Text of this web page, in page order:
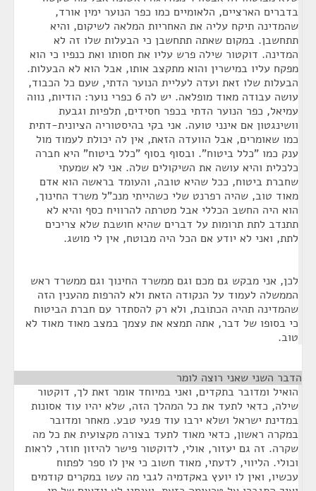
בדברים הארציים, הלאומיים כמו כפר הנוער ימין אורד,
שהמדינה תיקח עליה את האחריות המלאה לשיקום, והיא
תתחשבן. במקום שאתה תתחשבן כי הבעלות שלו זה לא
המדינה. דוקטור שילה פרש עליו את חסותו ואת כנפיו כי הוא
מפקח עליו במישרין והוא מתקצב אותו, אבל הוא לא הבעלות.
הבעלות שלו זאת ועדה לעליית הנוער הדתי, שעם כל הכבוד,
עושה עבודה מאוד מופלאה. יש לה 6 כפרי נוער: הודיות, נווה
עמיאל, כפר הנוער הדתי בכפר חסידים, תלפיות וגבעת
וושינגטון אם אינני טועה. אני בקי בהיסטוריה הציונית-דתית
כמו שאומרים, אבל הוועדה הזאת, אין לה יכולת לעמוד מול
ענק כמו "כלל ביטוח". ובסוף בסוף "כלל ביטוח" היא חברה
כלכלית והיא עושה את השיקולים שלה. אני לא שמעתי
שחברת ביטוח, ככל שהיא טובה, והעומד בראשה הוא אדם
מאוד טוב, שהיה רפרנט שלי כשהייתי מנכ"ל משרד החינוך,
הוא היה החשב הכללי אבל מטרתה להרוויח כסף והיא לא
תתנדב לתת תרומות על דברים שהיא חושבת שלא צריכים
לתת, ואני לא יודע אם הכל היה מבוטח, אין לי מושג.
לכן, אני מבקש גם מכם וגם ממשרד החינוך וגם ממשרד ראש
הממשלה לעמוד על הנקודה הזאת ולא להרפות מהענין הזה
שהמדינה תהיה הכתובת, ולא רק להסתדר עם חברת הביטוח
כי בסופו של דבר, אתה תמצא את עצמך במצב מאוד מאוד לא
טוב.
הדבר השני שאני רוצה לומר
הואיל ומדובר בתקדים, ואני במיוחד אומר זאת לך, דוקטור
שילה, כדאי לתעד את כל המהלך הזה, שלא יהיו עוד אסונות
במדינת ישראל ושלא ירבו עוד פגעי טבע. מאחר ומדובר
במקרה ראשון, כדאי מאוד לתעד בצורה מקצועית את כל מה
שקרה. זה גם יעזור, אולי, לדוקטור פישר להיזון חוזר, לראות
וכולי. הליווי, לדעתי, מאוד חשוב כי אין לו ספר לפתוח
עכשיו, ואין לו יועץ באקדמיה לגבי מה עשו במקרים קודמים